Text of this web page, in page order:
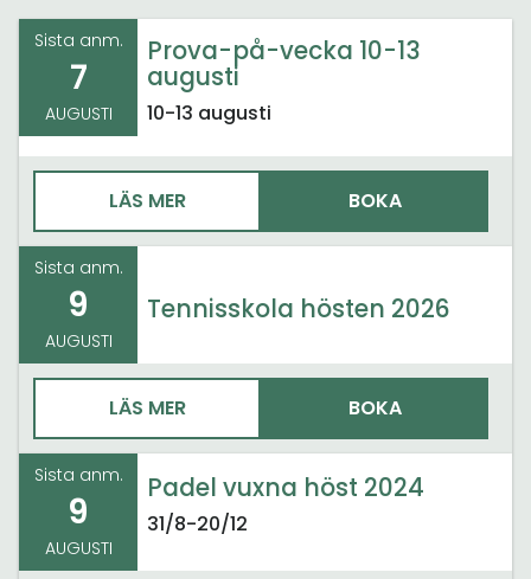
Sista anm.
7
AUGUSTI
Prova-på-vecka 10-13
augusti
10-13 augusti
LÄS MER BOKA
Sista anm.
9
AUGUSTI
Tennisskola hösten 2026
LÄS MER BOKA
Sista anm.
9
AUGUSTI
Padel vuxna höst 2024
31/8-20/12